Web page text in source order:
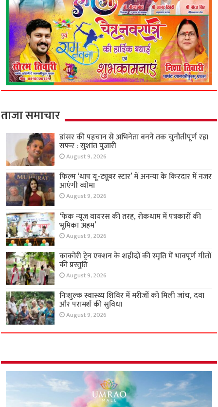
ताजा समाचार
डांसर की पहचान से अभिनेता बनने तक चुनौतीपूर्ण रहा
सफर : सुशांत पुजारी
August 9, 2026
फिल्म ‘थाप यू-ट्यूबर स्टार’ में अनन्या के किरदार में नजर
आएंगी व्योमा
August 9, 2026
‘फेक न्यूज वायरस की तरह, रोकथाम में पत्रकारों की
भूमिका अहम’
August 9, 2026
काकोरी ट्रेन एक्शन के शहीदों की स्मृति में भावपूर्ण गीतों
की प्रस्तुति
August 9, 2026
निःशुल्क स्वास्थ्य शिविर में मरीजों को मिली जांच, दवा
और परामर्श की सुविधा
August 9, 2026